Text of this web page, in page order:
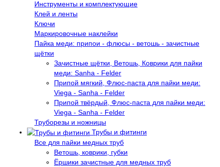
Инструменты и комплектующие
Клей и ленты
Ключи
Маркировочные наклейки
Пайка меди: припои - флюсы - ветошь - зачистные
щётки
Зачистные щётки, Ветошь, Коврики для пайки
меди: Sanha - Felder
Припой мягкий, Флюс-паста для пайки меди:
Viega - Sanha - Felder
Припой твёрдый, Флюс-паста для пайки меди:
Viega - Sanha - Felder
Труборезы и ножницы
Трубы и фитинги
Все для пайки медных труб
Ветошь, коврики, губки
Ёршики зачистные для медных труб